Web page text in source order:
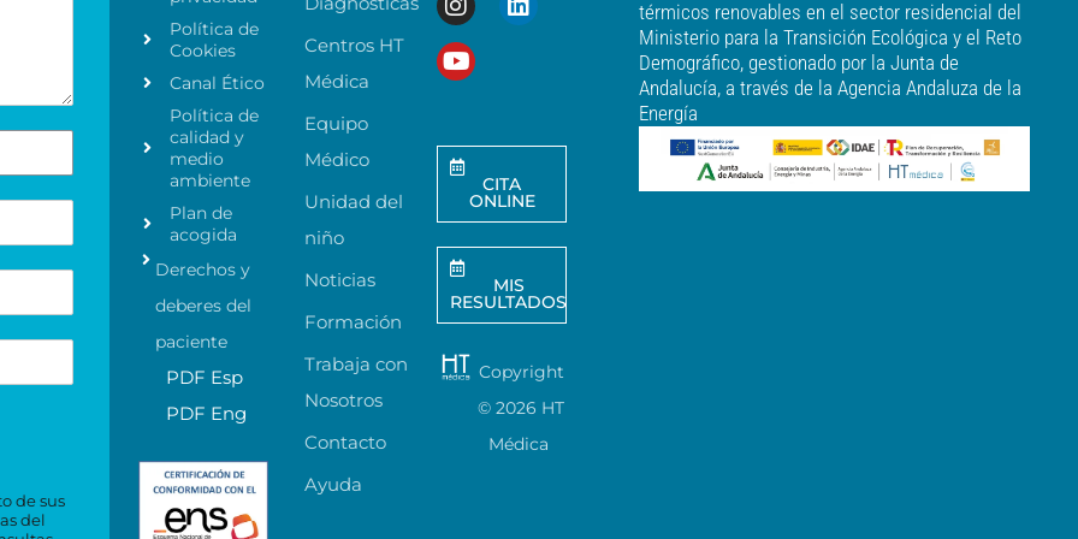
de sus
del
Política de
Cookies
Canal Ético
Política de
calidad y
medio
ambiente
Plan de
acogida
Derechos y
deberes del
paciente
PDF Esp
PDF Eng
Centros HT
Médica
Equipo
Médico
Unidad del
niño
Noticias
Formación
Trabaja con
Nosotros
Contacto
Ayuda
CITA
ONLINE
MIS
RESULTADOS
Copyright
©2026 HT
Médica
térmicos renovables en el sector residencial del
Ministerio para la Transición Ecológica y el Reto
Demográfico, gestionado por la Junta de
Andalucía, a través de la Agencia Andaluza de la
Energía